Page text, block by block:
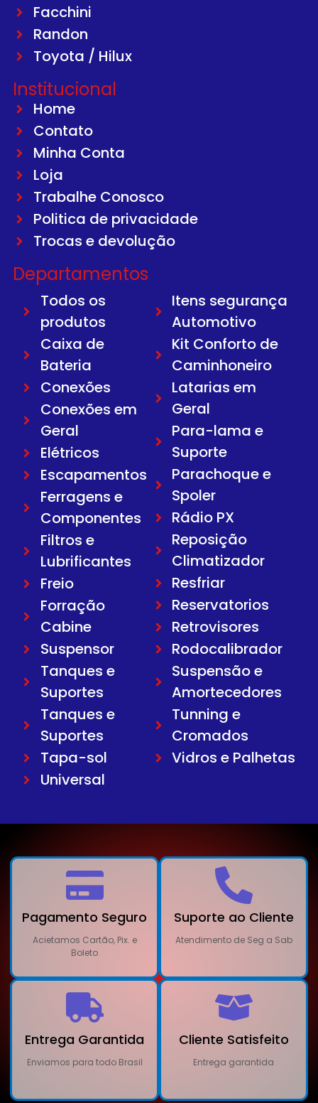
Facchini
Randon
Toyota / Hilux
Institucional
Home
Contato
Minha Conta
Loja
Trabalhe Conosco
Politica de privacidade
Trocas e devolução
Departamentos
Todos os
produtos
Caixa de
Bateria
Conexões
Conexões em
Geral
Elétricos
Escapamentos
Ferragens e
Componentes
Filtros e
Lubrificantes
Freio
Forração
Cabine
Suspensor
Tanques e
Suportes
Tanques e
Suportes
Tapa-sol
Universal
Itens segurança
Automotivo
Kit Conforto de
Caminhoneiro
Latarias em
Geral
Para-lama e
Suporte
Parachoque e
Spoler
Rádio PX
Reposição
Climatizador
Resfriar
Reservatorios
Retrovisores
Rodocalibrador
Suspensão e
Amortecedores
Tunning e
Cromados
Vidros e Palhetas
Pagamento Seguro
Acietamos Cartão, Pix. e
Boleto
Suporte ao Cliente
Atendimento de Seg a Sab
Entrega Garantida
Enviamos para todo Brasil
Cliente Satisfeito
Entrega garantida